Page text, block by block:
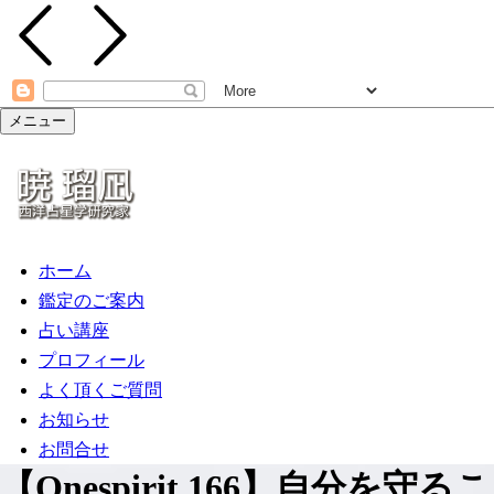
メニュー
ホーム
鑑定のご案内
占い講座
プロフィール
よく頂くご質問
お知らせ
お問合せ